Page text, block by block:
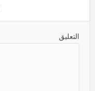
التعليق